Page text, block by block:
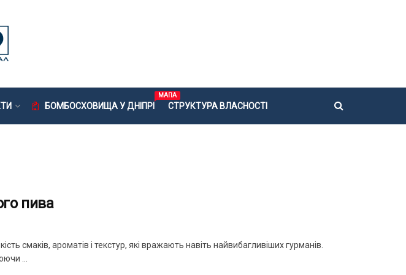
БОМБОСХОВИЩА У ДНІПРІ
МАПА
СТРУКТУРА ВЛАСНОСТІ
пива
смаків, ароматів і текстур, які вражають навіть найвибагливіших гурманів.
...